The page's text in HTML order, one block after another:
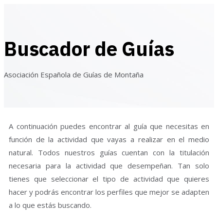
Buscador de Guías
Asociación Española de Guías de Montaña
A continuación puedes encontrar al guía que necesitas en
función de la actividad que vayas a realizar en el medio
natural. Todos nuestros guías cuentan con la titulación
necesaria para la actividad que desempeñan. Tan solo
tienes que seleccionar el tipo de actividad que quieres
hacer y podrás encontrar los perfiles que mejor se adapten
a lo que estás buscando.